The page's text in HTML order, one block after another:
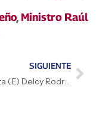
, Ministro Raúl
SIGUIENTE
Presidenta (E) Delcy Rodríguez destaca que el objetivo es garantizar los derechos humanos